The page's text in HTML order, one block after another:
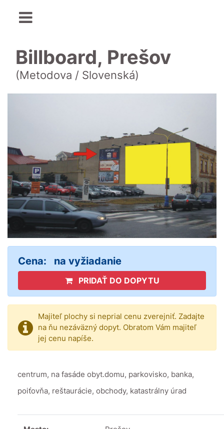
Billboard, Prešov
(Metodova / Slovenská)
Cena: na vyžiadanie
PRIDAŤ DO DOPYTU
Majiteľ plochy si neprial cenu zverejniť. Zadajte
na ňu nezáväzný dopyt. Obratom Vám majiteľ
jej cenu napíše.
centrum, na fasáde obyt.domu, parkovisko, banka,
poiťovňa, reštaurácie, obchody, katastrálny úrad